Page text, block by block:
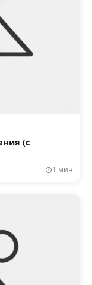
(с
1 мин